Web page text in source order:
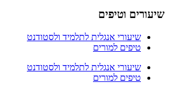
שיעורים וטיפים
שיעורי אנגלית לתלמיד ולסטודנט
טיפים למורים
שיעורי אנגלית לתלמיד ולסטודנט
טיפים למורים